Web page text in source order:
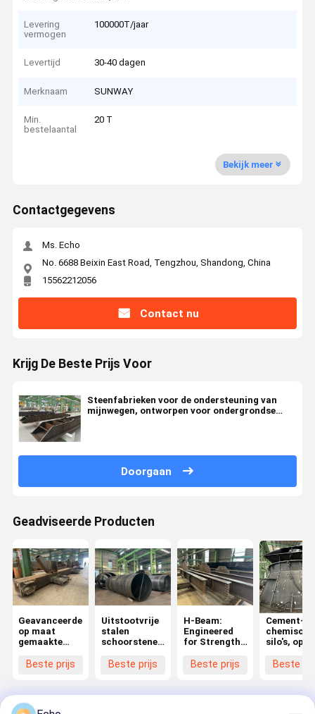
Levering
vermogen
100000T/jaar
Levertijd 30-40 dagen
Merknaam SUNWAY
Min.
bestelaantal
20 T
Bekijk meer
Contactgegevens
Ms. Echo
No. 6688 Beixin East Road, Tengzhou, Shandong, China
15562212056
Contact nu
Krijg De Beste Prijs Voor
Steenfabrieken voor de ondersteuning van
mijnwegen, ontworpen voor ondergrondse
Doorgaan
Geadviseerde Producten
Geavanceerde
op maat
gemaakte
voor zware
Beste prijs
Uitstootvrije
stalen
schoorstenen:
duurzaamheid
installaties
Beste prijs
H-Beam:
Engineered
for Strength,
Efficiency
Beste prijs
Cement-
chemische
silo's, op
voor
Beste